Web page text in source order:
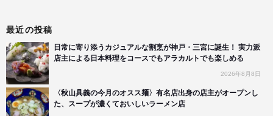
最近の投稿
日常に寄り添うカジュアルな割烹が神戸・三宮に誕生！ 実力派
店主による日本料理をコースでもアラカルトでも楽しめる
2026年8月8日
〈秋山具義の今月のオスス麺〉有名店出身の店主がオープンし
た、スープが濃くておいしいラーメン店